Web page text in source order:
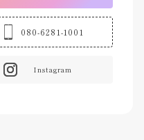
080-6281-1001
Instagram